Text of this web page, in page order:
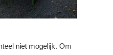
niet mogelijk. Om